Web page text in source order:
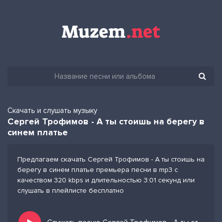
Скачать и слушать музыку
Сергей Трофимов - А ты стоишь на берегу в
синем платье
Предлагаем скачать Сергей Трофимов - А ты стоишь на
берегу в синем платье премьера песни в mp3 с
качеством 320 kbps и длительностью 3:01 секунд или
слушать в плейлисте бесплатно